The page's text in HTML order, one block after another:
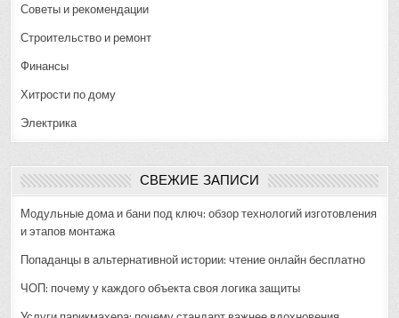
Советы и рекомендации
Строительство и ремонт
Финансы
Хитрости по дому
Электрика
СВЕЖИЕ ЗАПИСИ
Модульные дома и бани под ключ: обзор технологий изготовления
и этапов монтажа
Попаданцы в альтернативной истории: чтение онлайн бесплатно
ЧОП: почему у каждого объекта своя логика защиты